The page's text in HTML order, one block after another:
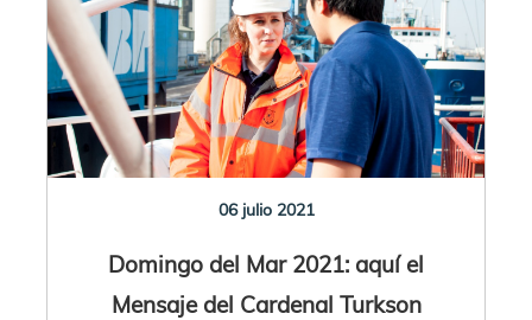
06 julio 2021
Domingo del Mar 2021: aquí el
Mensaje del Cardenal Turkson